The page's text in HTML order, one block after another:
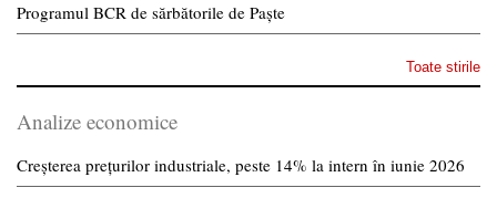
Programul BCR de sărbătorile de Paște
Toate stirile
Analize economice
Creșterea prețurilor industriale, peste 14% la intern în iunie 2026